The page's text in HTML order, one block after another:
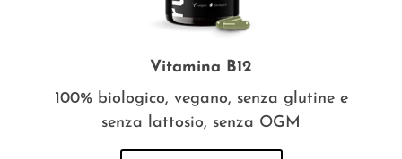
Vitamina B12
100% biologico, vegano, senza glutine e
senza lattosio, senza OGM